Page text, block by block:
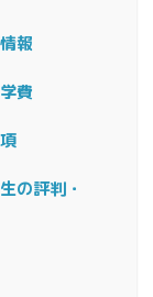
報
費
の評判・